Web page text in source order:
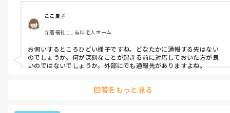
ᕦ(ò_óˇ)ᕤ夜間熱発と咳凄くて訪看に連絡する事になり、誤嚥性
肺炎だったんだけどᕦ(ò_óˇ)ᕤ
お花畑管理者が全ての元凶ではある事は間違いない。
部下までお花畑とかマジでやってないᕦ(ò_óˇ)ᕤ
居室対応の利用者さん食事介助したの遅番かな⁇
口の周り汚ない、パッド見てないからオムツまで交換、
普段からズボンを意図的に脱ぐ利用者さんではあるけど、ズボン
ここ夏子
介護福祉士, 有料老人ホーム
お伺いするところひどい様子ですね。どなたかに通報する先はない
のでしょうか。何が深刻なことが起きる前に対応しておいた方が良
いのではないでしょうか。外部にでも通報先がありますよね。
回答をもっと見る